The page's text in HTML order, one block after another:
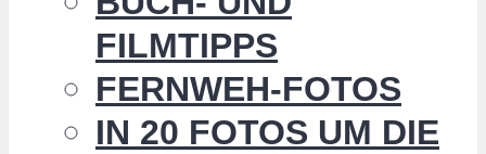
FILMTIPPS
FERNWEH-FOTOS
IN 20 FOTOS UM DIE